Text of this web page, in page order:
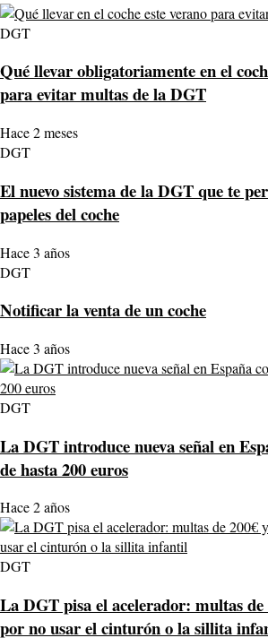
DGT
Qué llevar obligatoriamente en el
para evitar multas de la DGT
Hace 2 meses
DGT
El nuevo sistema de la DGT que te
papeles del coche
Hace 3 años
DGT
Notificar la venta de un coche
Hace 3 años
DGT
La DGT introduce nueva señal en
de hasta 200 euros
Hace 2 años
DGT
La DGT pisa el acelerador: multas de
por no usar el cinturón o la sillita